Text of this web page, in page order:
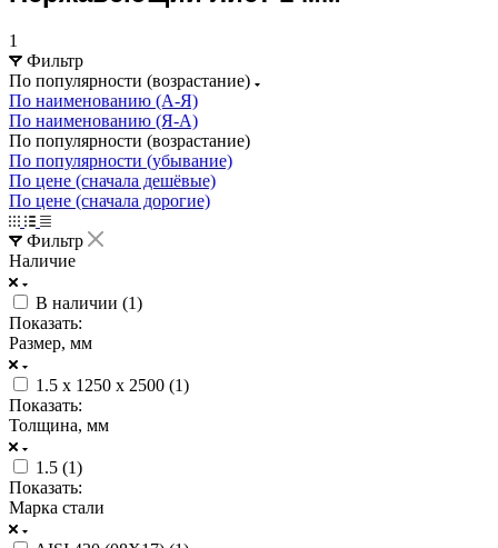
1
Фильтр
По популярности (возрастание)
По наименованию (А-Я)
По наименованию (Я-А)
По популярности (возрастание)
По популярности (убывание)
По цене (сначала дешёвые)
По цене (сначала дорогие)
Фильтр
Наличие
В наличии (1)
Показать:
Размер, мм
1.5 x 1250 x 2500 (1)
Показать:
Толщина, мм
1.5 (1)
Показать:
Марка стали